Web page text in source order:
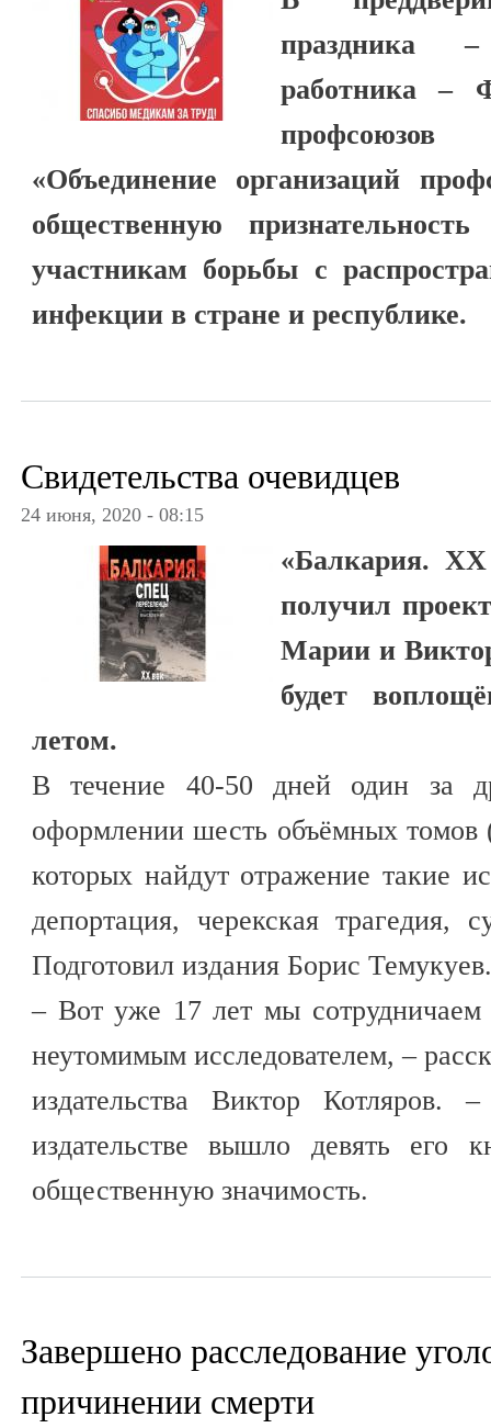
праздника
работника –
«Объединение организаций
общественную
участникам борьбы с
инфекции в стране и республике.
Свидетельства очевидцев
24 июня, 2020 - 08:15
«Балкария.
получил
Марии и
будет
летом.
В течение 40-50 дней один за
оформлении шесть объёмных томов
которых найдут отражение такие
депортация, черекская трагедия,
Подготовил издания Борис Темукуев.
– Вот уже 17 лет мы
неутомимым исследователем, –
издательства Виктор
издательстве вышло девять его
общественную значимость.
Завершено расследование
причинении смерти